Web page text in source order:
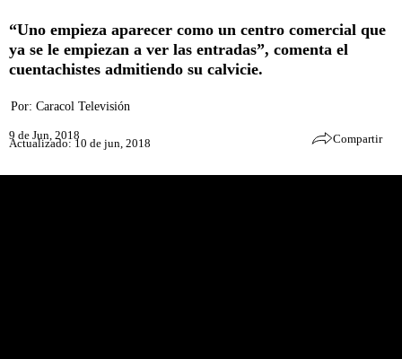
“Uno empieza aparecer como un centro comercial que
ya se le empiezan a ver las entradas”, comenta el
cuentachistes admitiendo su calvicie.
Por: Caracol Televisión
9 de Jun, 2018
Actualizado: 10 de jun, 2018 Compartir